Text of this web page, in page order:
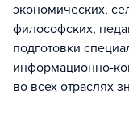
экономических,
философских,
подготовки
информационно-
во всех отраслях